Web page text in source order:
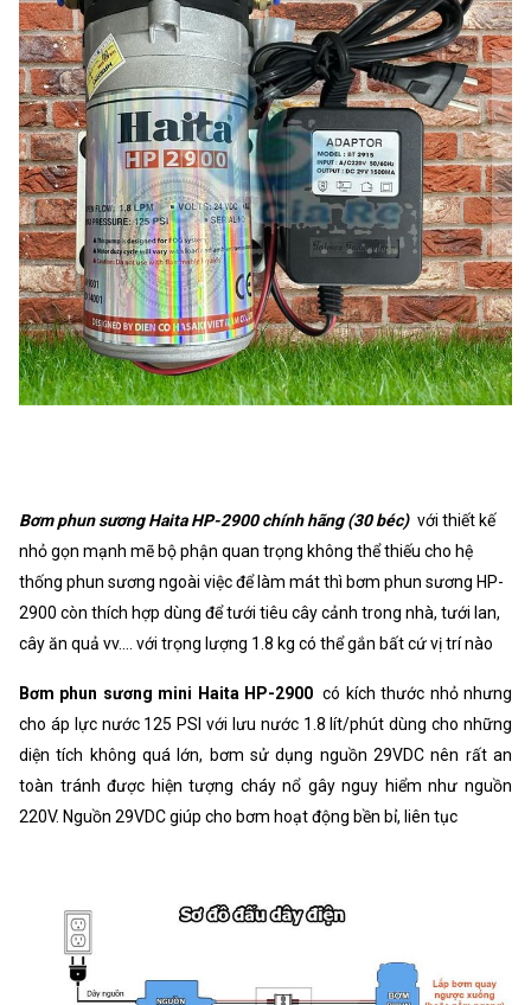
Bơm phun sương Haita HP-2900 chính hãng (30 béc) với thiết kế
nhỏ gọn mạnh mẽ bộ phận quan trọng không thể thiếu cho hệ
thống phun sương ngoài việc để làm mát thì bơm phun sương HP-
2900 còn thích hợp dùng để tưới tiêu cây cảnh trong nhà, tưới lan,
cây ăn quả vv.... với trọng lượng 1.8 kg có thể gắn bất cứ vị trí nào
Bơm phun sương mini Haita HP-2900 có kích thước nhỏ nhưng
cho áp lực nước 125 PSI với lưu nước 1.8 lít/phút dùng cho những
diện tích không quá lớn, bơm sử dụng nguồn 29VDC nên rất an
toàn tránh được hiện tượng cháy nổ gây nguy hiểm như nguồn
220V. Nguồn 29VDC giúp cho bơm hoạt động bền bỉ, liên tục